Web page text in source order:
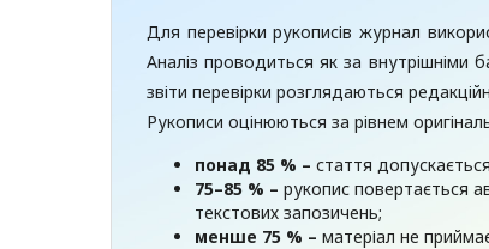
Для перевірки рукописів журнал
Аналіз проводиться як за внутрішніми
звіти перевірки розглядаються
Рукописи оцінюються за рівнем
понад 85 % – стаття
75–85 % – рукопис повертається
текстових запозичень;
менше 75 % – матеріал не